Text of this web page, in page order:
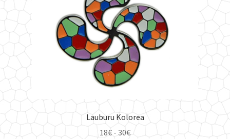
Lauburu Kolorea
18€ - 30€Rango